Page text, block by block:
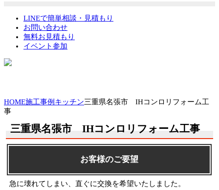
LINEで簡単相談・見積もり
お問い合わせ
無料お見積もり
イベント参加
HOME施工事例 キッチン三重県名張市 IHコンロリフォーム工
事
三重県名張市 IHコンロリフォーム工事
お客様のご要望
急に壊れてしまい、直ぐに交換を希望いたしました。